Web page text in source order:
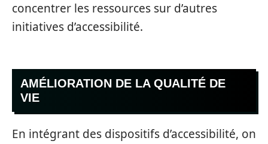
concentrer les ressources sur d’autres
initiatives d’accessibilité.
AMÉLIORATION DE LA QUALITÉ DE
VIE
En intégrant des dispositifs d’accessibilité, on